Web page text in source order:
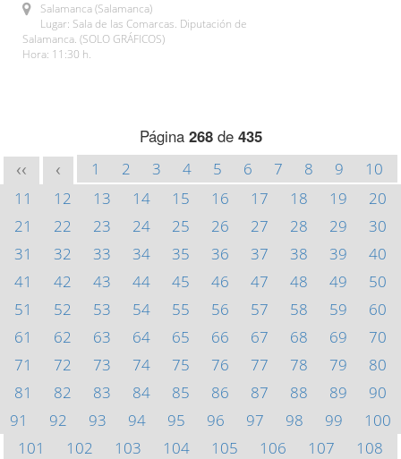
Salamanca (Salamanca)
Lugar: Sala de las Comarcas. Diputación de
Salamanca. (SOLO GRÁFICOS)
Hora: 11:30 h.
Página 268de 435
<< < 1 2 3 4 5 6 7 8 9
10
11
12 13 14 15 16 17 18 19
20
21
22 23 24 25 26 27 28 29
30
31
32 33 34 35 36 37 38 39
40
41
42 43 44 45 46 47 48 49
50
51
52 53 54 55 56 57 58 59
60
61
62 63 64 65 66 67 68 69
70
71
72 73 74 75 76 77 78 79
80
81
82 83 84 85 86 87 88 89
90
91
92 93 94 95 96 97 98 99
100
101
102 103 104 105 106 107
108